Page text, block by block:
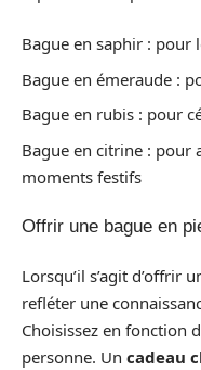
Bague en saphir : pour
Bague en émeraude :
Bague en rubis : pour
Bague en citrine : pour
moments festifs
Offrir une bague en
Lorsqu’il s’agit d’offrir
refléter une
Choisissez en fonction
personne. Un cadeau